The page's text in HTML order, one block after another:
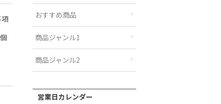
おすすめ商品
商品ジャンル1
商品ジャンル2
営業日カレンダー